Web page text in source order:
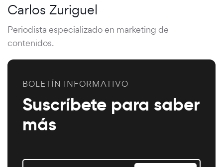
Carlos Zuriguel
Periodista especializado en marketing de
contenidos.
BOLETÍN INFORMATIVO
Suscríbete para saber
más